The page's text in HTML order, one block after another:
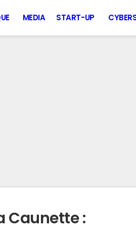
MEDIA START-UP
Caunette :